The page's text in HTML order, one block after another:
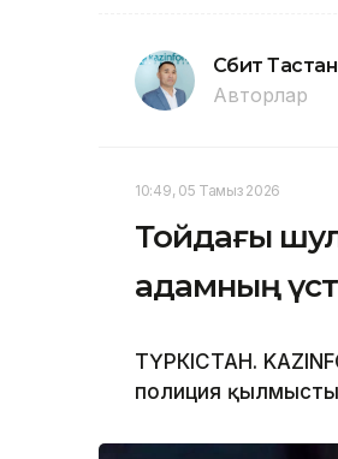
Сәбит
Авторлар
10:49, 05 Тамыз 2026
Тойдағы
адамның
ТҮРКІСТАН.
полиция